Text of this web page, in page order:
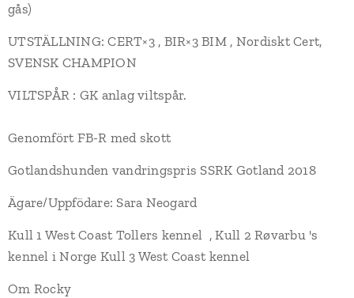
gås)
UTSTÄLLNING: CERT×3 , BIR×3 BIM , Nordiskt Cert,
SVENSK CHAMPION
VILTSPÅR : GK anlag viltspår.
Genomfört FB-R med skott
Gotlandshunden vandringspris SSRK Gotland 2018
Ägare/Uppfödare: Sara Neogard
Kull 1 West Coast Tollers kennel , Kull 2 Røvarbu 's
kennel i Norge Kull 3 West Coast kennel
Om Rocky